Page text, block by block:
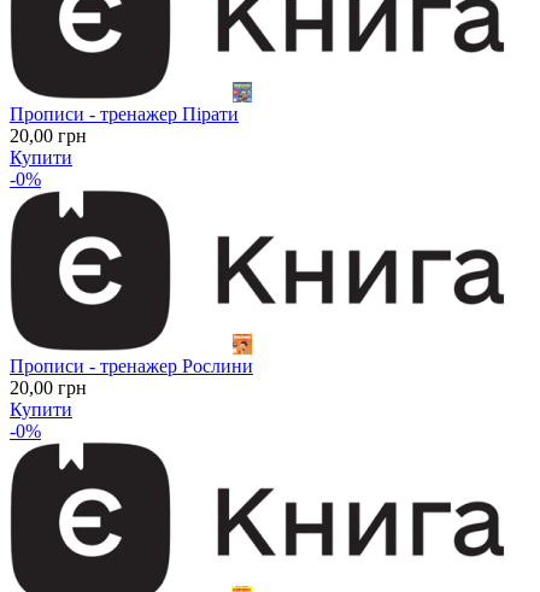
Прописи - тренажер Пірати
20,00 грн
Купити
-0%
Прописи - тренажер Рослини
20,00 грн
Купити
-0%